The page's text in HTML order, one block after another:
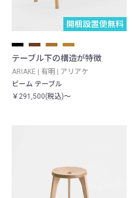
開梱設置便無料
テーブル下の構造が特徴
ARIAKE | 有明 | アリアケ
ビーム テーブル
￥291,500(税込)～